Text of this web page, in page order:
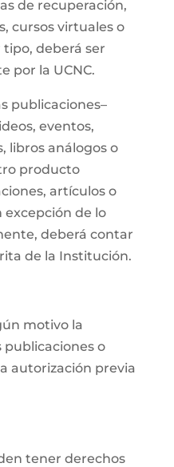
de recuperación,
cursos virtuales o
deberá ser
por la UCNC.
publicaciones–
eventos,
libros análogos o
producto
artículos o
excepción de lo
deberá contar
de la Institución.
motivo la
publicaciones o
autorización previa
tener derechos